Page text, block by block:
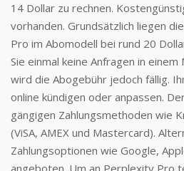
14 Dollar zu rechnen.
vorhanden. Grundsätzlich liegen
Pro im Abomodell bei rund 20
Sie einmal keine Anfragen in
wird die Abogebühr jedoch fällig.
online kündigen oder anpassen.
gängigen Zahlungsmethoden wie
(ViSA, AMEX und Mastercard).
Zahlungsoptionen wie Google,